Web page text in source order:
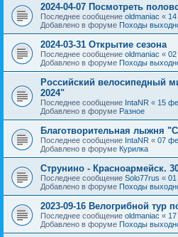
2024-04-07 Посмотреть
Последнее сообщение oldmaniac «
Добавлено в форуме Походы
2024-03-31 Открытие сезона
Последнее сообщение oldmaniac « 02
Добавлено в форуме Походы
Российский велосипедный
2024"
Последнее сообщение IntaNR « 15
Добавлено в форуме Разное
Благотворительная лыжня
Последнее сообщение IntaNR « 07
Добавлено в форуме Курилка
Струнино - Красноармейск.
Последнее сообщение Solo77rus « 01
Добавлено в форуме Походы
2023-09-16 Велогрибной тур
Последнее сообщение oldmaniac «
Добавлено в форуме Походы